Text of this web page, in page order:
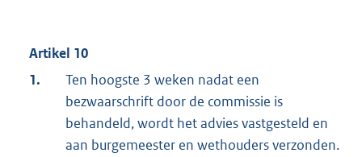
Artikel 10
1.
Ten hoogste 3 weken nadat een
bezwaarschrift door de commissie is
behandeld, wordt het advies vastgesteld en
aan burgemeester en wethouders verzonden.